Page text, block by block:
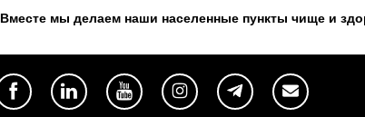
Вместе мы делаем наши населенные пункты чище и